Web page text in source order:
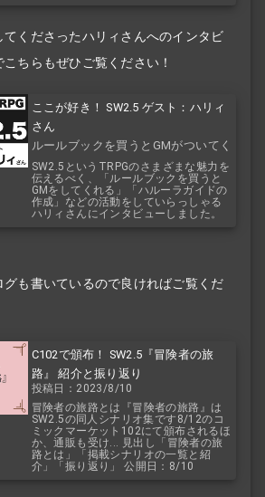
てくださったハリィさんへのインタビ
ちらもぜひご覧ください！
ここが好き！ SW2.5 ゲスト：ハリィ
さん
ルールブックを買うとGMがついてく
る！？
SW2.5というTRPGのさまざまな魅力を
伝えるべく、「ルールブックを買うと
GMをしてくれる」「ハルーラガイドの
作成」などの活動をしていらっしゃる
ハリィさんにインタビューしました。
も書いているので良ければご覧くだ
C102で頒布！ SW2.5『冒険者の旅
路』 紹介と振り返り
投稿日：2023/8/10
冒険者の旅路とは『冒険者の旅路』は
SW2.5の同人シナリオ集です8/12のコ
ミックマーケット102にて頒布されるほ
か、通販も受け... 見出し「冒険者の旅
路とは」「掲載シナリオの一覧と紹
介」「振り返り」 公開日：8/10